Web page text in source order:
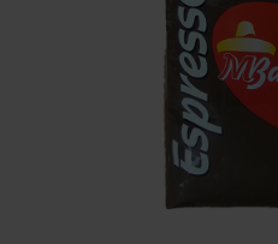
Privaatsuspoliitika